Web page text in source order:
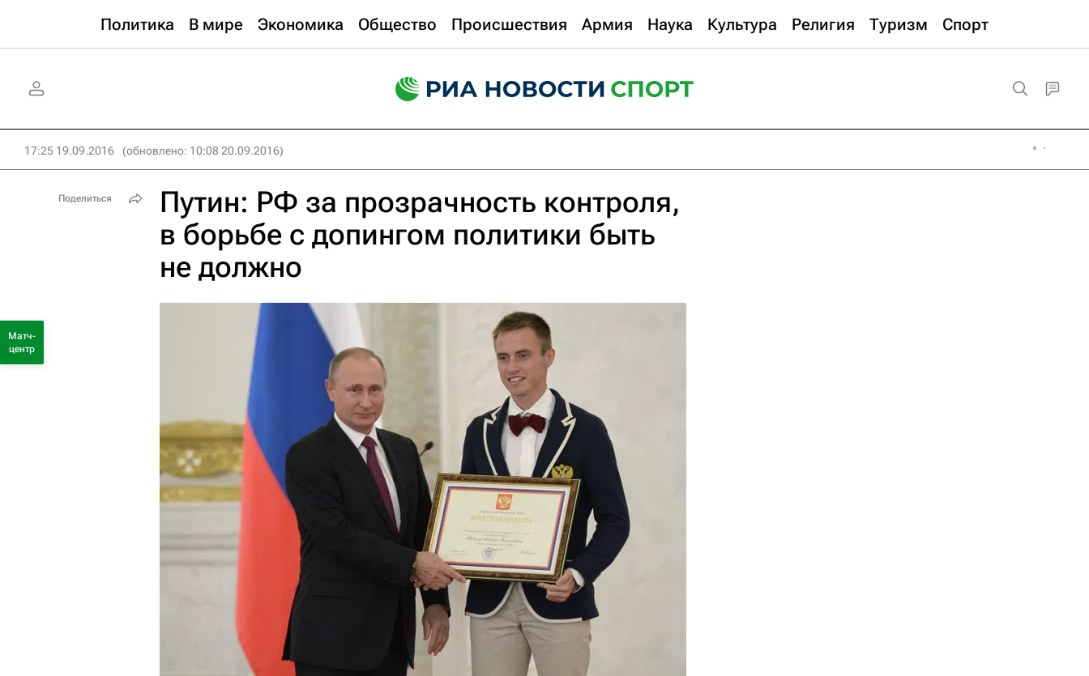
Политика В мире Экономика Общество Происшествия Армия Наука Культура Религия Туризм Спорт
17:25 19.09.2016 (обновлено: 10:08 20.09.2016)
Путин: РФ за прозрачность контроля,
в борьбе с допингом политики быть
не должно
Поделиться
Матч-
центр